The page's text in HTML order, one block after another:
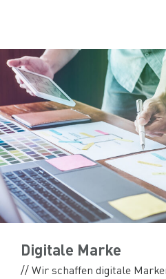
Digitale Marke
// Wir schaffen digitale